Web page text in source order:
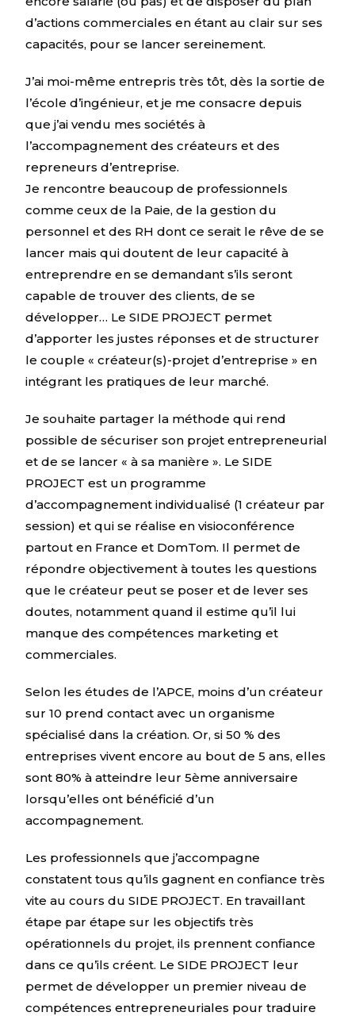
d’actions commerciales en étant au clair sur ses
capacités, pour se lancer sereinement.
J’ai moi-même entrepris très tôt, dès la sortie de
l’école d’ingénieur, et je me consacre depuis
que j’ai vendu mes sociétés à
l’accompagnement des créateurs et des
repreneurs d’entreprise.
Je rencontre beaucoup de professionnels
comme ceux de la Paie, de la gestion du
personnel et des RH dont ce serait le rêve de se
lancer mais qui doutent de leur capacité à
entreprendre en se demandant s’ils seront
capable de trouver des clients, de se
développer… Le SIDE PROJECT permet
d’apporter les justes réponses et de structurer
le couple « créateur(s)-projet d’entreprise » en
intégrant les pratiques de leur marché.
Je souhaite partager la méthode qui rend
possible de sécuriser son projet entrepreneurial
et de se lancer « à sa manière ». Le SIDE
PROJECT est un programme
d’accompagnement individualisé (1 créateur par
session) et qui se réalise en visioconférence
partout en France et DomTom. Il permet de
répondre objectivement à toutes les questions
que le créateur peut se poser et de lever ses
doutes, notamment quand il estime qu’il lui
manque des compétences marketing et
commerciales.
Selon les études de l’APCE, moins d’un créateur
sur 10 prend contact avec un organisme
spécialisé dans la création. Or, si 50 % des
entreprises vivent encore au bout de 5 ans, elles
sont 80% à atteindre leur 5ème anniversaire
lorsqu’elles ont bénéficié d’un
accompagnement.
Les professionnels que j’accompagne
constatent tous qu’ils gagnent en confiance très
vite au cours du SIDE PROJECT. En travaillant
étape par étape sur les objectifs très
opérationnels du projet, ils prennent confiance
dans ce qu’ils créent. Le SIDE PROJECT leur
permet de développer un premier niveau de
compétences entrepreneuriales pour traduire